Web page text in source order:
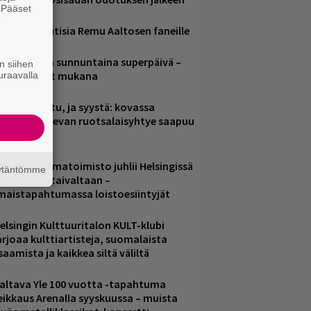
Mainioita uutisia Remu Aaltosen faneille
sunnuntaina superpäivä –
artistit mukana
Kent mainittu, ja syystä: kovassa
olevan ruotsalaisyhtye saapuu
ohjelmatoimisto juhlii Helsingissä
vuotista taivaltaan –
loistoesiintyjät
Kulttuuritalon KULT-klubi
kulttiartisteja, suomalaista
ja kaikkea siltä väliltä
Yle 100 vuotta -tapahtuma
Arenalla syyskuussa – muista
siihen